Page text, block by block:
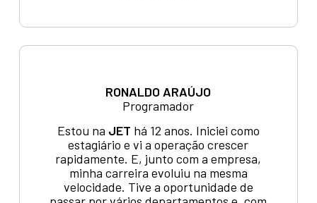
RONALDO ARAÚJO
Programador
Estou na JET há 12 anos. Iniciei como
estagiário e vi a operação crescer
rapidamente. E, junto com a empresa,
minha carreira evoluiu na mesma
velocidade. Tive a oportunidade de